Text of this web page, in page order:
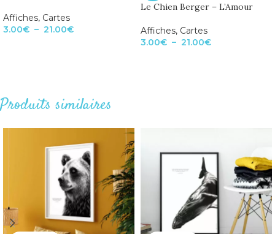
Affiches, Cartes
3.00€ – 21.00€
Le Chien Berger – L’Amour
Affiches, Cartes
3.00€ – 21.00€
Produits similaires